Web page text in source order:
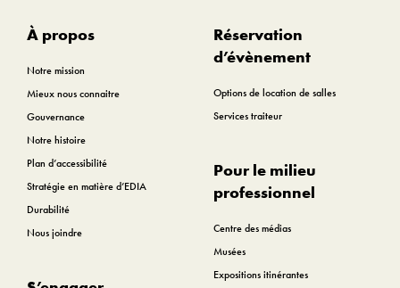
À propos
Notre mission
Mieux nous connaitre
Gouvernance
Notre histoire
Plan d’accessibilité
Stratégie en matière d’EDIA
Durabilité
Nous joindre
Réservation
d’évènement
Options de location de salles
Services traiteur
Pour le milieu
professionnel
Centre des médias
Musées
Expositions itinérantes